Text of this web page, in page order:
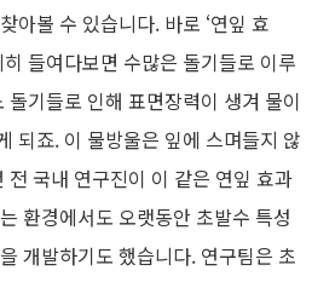
아볼 수 있습니다. 바로 ‘연잎 효
들여다보면 수많은 돌기들로 이루
기들로 인해 표면장력이 생겨 물이
되죠. 이 물방울은 잎에 스며들지 않
국내 연구진이 이 같은 연잎 효과
환경에서도 오랫동안 초발수 특성
개발하기도 했습니다. 연구팀은 초